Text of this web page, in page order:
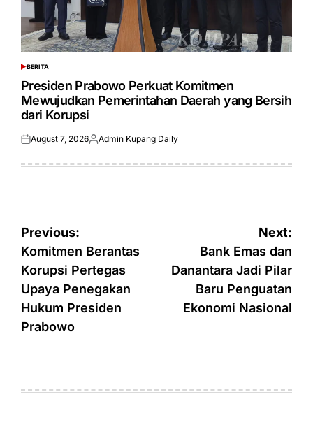
POSTED
IN
BERITA
Presiden Prabowo Perkuat Komitmen
Mewujudkan Pemerintahan Daerah yang Bersih
dari Korupsi
Posted
August 7, 2026Posted
Admin Kupang Daily
Post
navigation
Previous:
Komitmen Berantas
Korupsi Pertegas
Upaya Penegakan
Hukum Presiden
Prabowo
Next:
Bank Emas dan
Danantara Jadi Pilar
Baru Penguatan
Ekonomi Nasional